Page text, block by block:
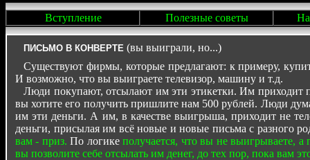
Вступление Полезные советы
ПИСЬМО В КОНВЕРТЕ (вы выиграли, но...)
Существуют фирмы, которые предлагают: к примеру,
И возможно, что вы выиграете телевизор, машину и т.д.
Люди покупают, отсылают им эти этикетки. Им приходит
вы хотите его получить пришлите нам 500 рублей. Люди
им эти деньги. А им, в качестве выигрыша, приходит не
деньги, присылая им всё новые и новые письма с разного
вам - приз.По логикеполучается, что вы не выигрываете, а
вы позволите себе отсылать им денег, до тех пор, пока вам